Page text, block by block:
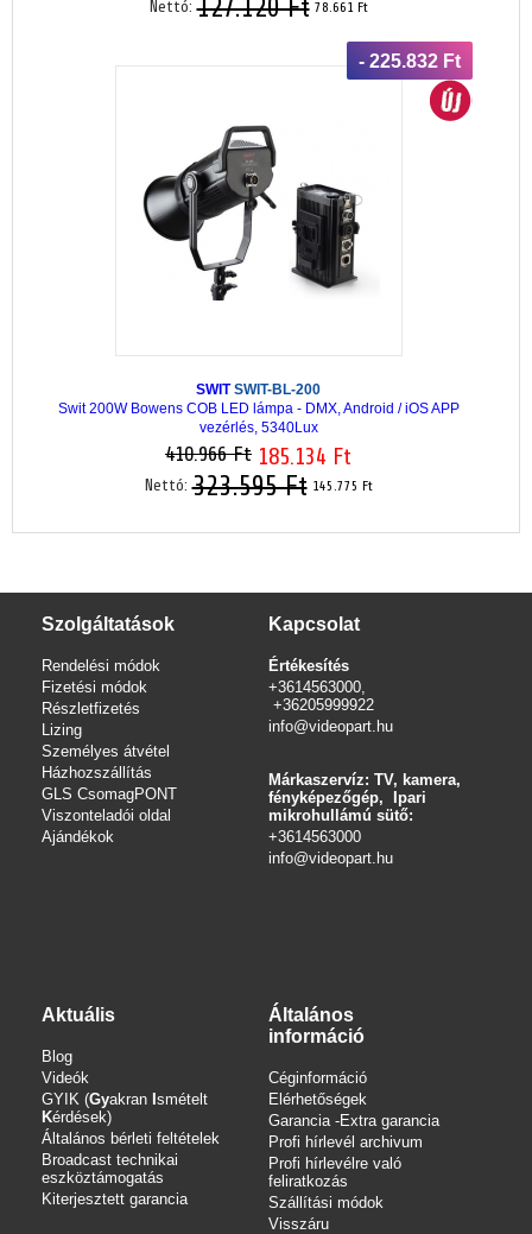
Nettó:127.120 Ft 78.661 Ft
- 225.832 Ft
SWITSWIT-BL-200
Swit 200W Bowens COB LED lámpa - DMX, Android / iOS APP
vezérlés, 5340Lux
410.966 Ft 185.134 Ft
Nettó:323.595 Ft 145.775 Ft
Szolgáltatások
Rendelési módok
Fizetési módok
Részletfizetés
Lizing
Személyes átvétel
Házhozszállítás
GLS CsomagPONT
Viszonteladói oldal
Ajándékok
Kapcsolat
Értékesítés
+3614563000,
+36205999922
info@videopart.hu
Márkaszervíz: TV, kamera,
fényképezőgép, Ipari
mikrohullámú sütő:
+3614563000
info@videopart.hu
Aktuális
Blog
Videók
GYIK (Gyakran smételt
Kérdések)
Általános bérleti feltételek
Broadcast technikai
eszköztámogatás
Kiterjesztett garancia
Általános
információ
Céginformáció
Elérhetőségek
Garancia -Extra garancia
Profi hírlevél archivum
Profi hírlevélre való
feliratkozás
Szállítási módok
Visszáru